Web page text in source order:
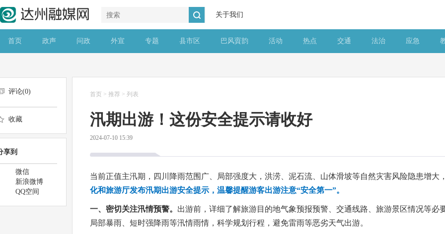
关于我们
首页 政声 问政 外宣 专题 县市区 巴风賨韵 活动 热点 交通 法治 应急
首页 > 推荐 > 列表
汛期出游！这份安全提示请收好
2024-07-10 15:39
当前正值主汛期，四川降雨范围广、局部强度大，洪涝、泥石流、山体滑坡等自然灾害风险隐患增大
化和旅游厅发布汛期出游安全提示，温馨提醒游客出游注意“安全第一”。
一、密切关注汛情预警。 出游前，详细了解旅游目的地气象预报预警、交通线路、旅游景区情况等必
局部暴雨、短时强降雨等汛情雨情，科学规划行程，避免雷雨等恶劣天气出游。
评论(0)
收藏
享到
微信
新浪微博
QQ空间